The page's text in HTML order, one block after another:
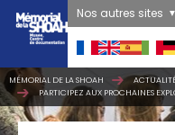
Nos autres sites
MÉMORIAL DE LA SHOAH
PARTICIPEZ AUX PROCHAINES